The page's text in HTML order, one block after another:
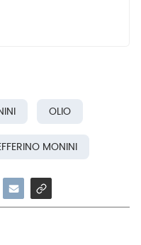
OLIO
MONINI